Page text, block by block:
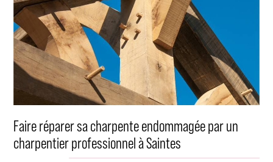
Faire réparer sa charpente endommagée par un
charpentier professionnel à Saintes